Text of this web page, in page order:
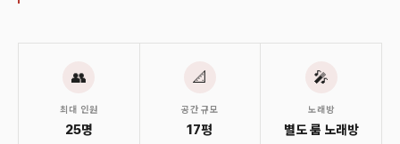
👥
최대 인원
25명
📐
공간 규모
17평
🎤
노래방
별도 룸 노래방